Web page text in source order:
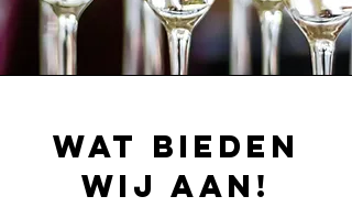
WAT BIEDEN
WIJ AAN!